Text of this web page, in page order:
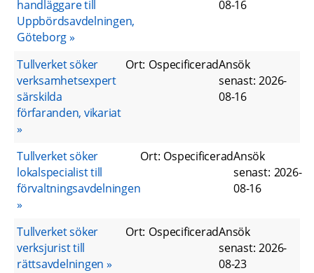
handläggare till
Uppbördsavdelningen,
Göteborg
08-16
Tullverket söker
verksamhetsexpert
särskilda
förfaranden, vikariat
Ort: OspecificeradAnsök
senast: 2026-
08-16
Tullverket söker
lokalspecialist till
förvaltningsavdelningen
Ort: OspecificeradAnsök
senast: 2026-
08-16
Tullverket söker
verksjurist till
rättsavdelningen
Ort: OspecificeradAnsök
senast: 2026-
08-23